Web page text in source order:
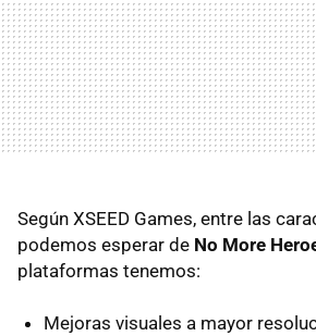
Según XSEED Games, entre las
podemos esperar de No More
plataformas tenemos:
Mejoras visuales a mayor